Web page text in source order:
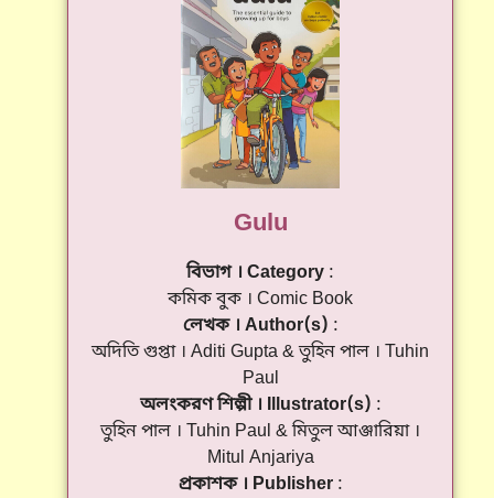
Gulu
বিভাগ । Category
কমিক বুক । Comic Book
লেখক । Author(s)
অদিতি গুপ্তা । Aditi Gupta & তুহিন পাল । Tuhin
Paul
অলংকরণ শিল্পী । Illustrator(s)
তুহিন পাল । Tuhin Paul & মিতুল আঞ্জারিয়া ।
Mitul Anjariya
প্রকাশক । Publisher